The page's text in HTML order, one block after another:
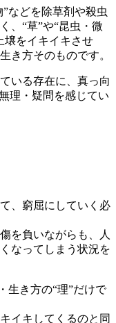
などを除草剤や殺虫
、“草”や“昆虫・微
壌をイキイキさせ
き方そのものです。
いる存在に、真っ向
理・疑問を感じてい
、窮屈にしていく必
を負いながらも、人
なってしまう状況を
生き方の“理”だけで
イキしてくるのと同